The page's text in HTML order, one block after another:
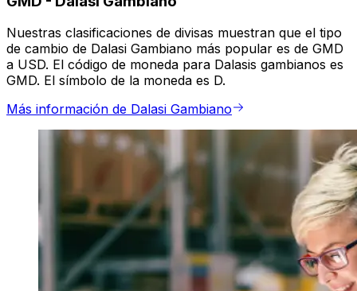
Nuestras clasificaciones de divisas muestran que el tipo
de cambio de Dalasi Gambiano más popular es de GMD
a USD. El código de moneda para Dalasis gambianos es
GMD. El símbolo de la moneda es D.
Más información de Dalasi Gambiano